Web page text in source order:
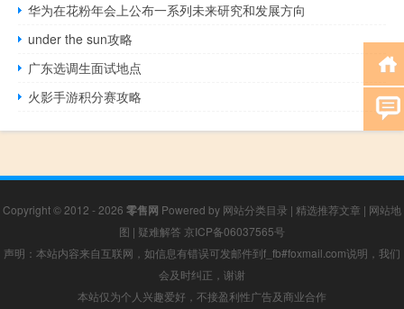
华为在花粉年会上公布一系列未来研究和发展方向
under the sun攻略
广东选调生面试地点
火影手游积分赛攻略
Copyright © 2012 - 2026 零售网 Powered by 网站分类目录 | 精选推荐文章 | 网站地
图 | 疑难解答 京ICP备06037565号
声明：本站内容来自互联网，如信息有错误可发邮件到f_fb#foxmail.com说明，我们
会及时纠正，谢谢
本站仅为个人兴趣爱好，不接盈利性广告及商业合作